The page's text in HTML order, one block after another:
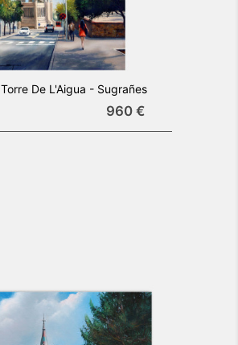
Torre De L'Aigua - Sugrañes
960 €